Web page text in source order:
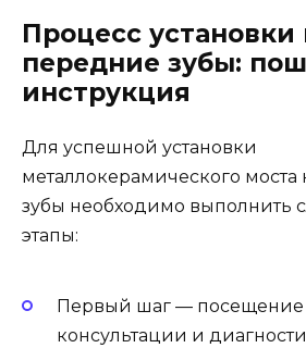
Процесс установки
передние зубы:
инструкция
Для успешной установки
металлокерамического
зубы необходимо выполнить
этапы:
Первый шаг — посещение
консультации и